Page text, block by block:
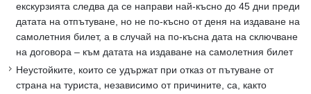
екскурзията следва да се направи най-късно до 45 дни преди
датата на отпътуване, но не по-късно от деня на издаване на
самолетния билет, а в случай на по-късна дата на сключване
на договора – към датата на издаване на самолетния билет
Неустойките, които се удържат при отказ от пътуване от
страна на туриста, независимо от причините, са, както